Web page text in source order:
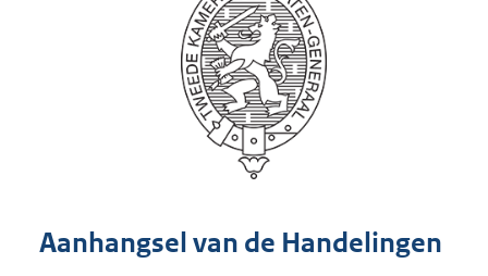
Aanhangsel van de Handelingen